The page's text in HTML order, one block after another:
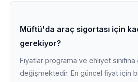
Müftü'da araç sigortası için
gerekiyor?
Fiyatlar programa ve ehliyet sınıfına
değişmektedir. En güncel fiyat için